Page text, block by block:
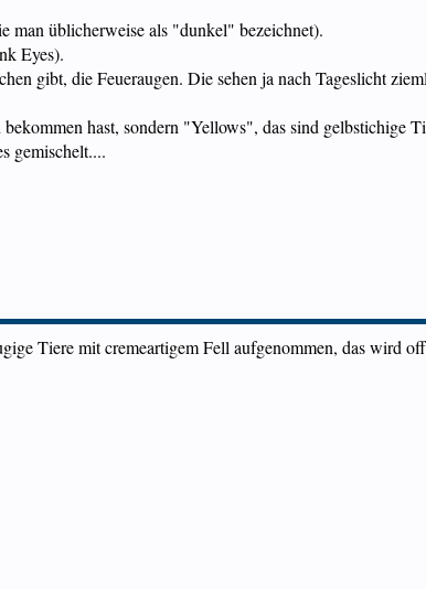
man üblicherweise als "dunkel" bezeichnet).
Eyes).
gibt, die Feueraugen. Die sehen ja nach Tageslicht
hast, sondern "Yellows", das sind gelbstichige
gemischelt....
Tiere mit cremeartigem Fell aufgenommen, das wird